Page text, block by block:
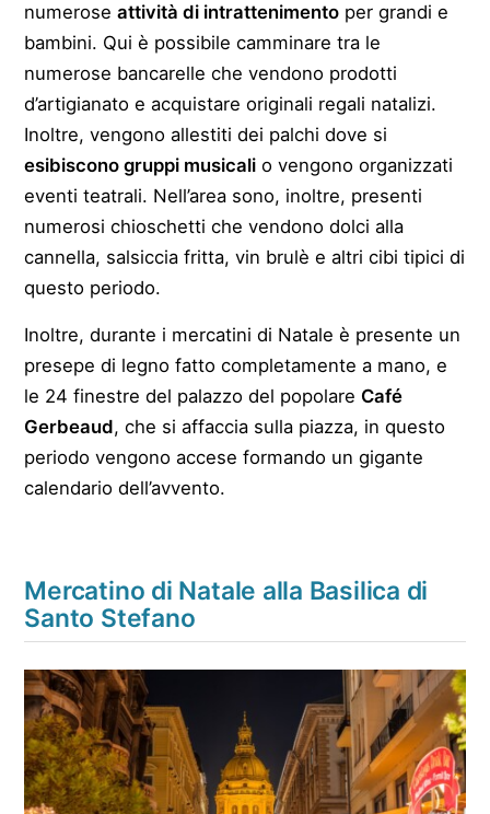
numeroseattività di intrattenimento per grandi e
bambini. Qui è possibile camminare tra le
numerose bancarelle che vendono prodotti
d’artigianato e acquistare originali regali natalizi.
Inoltre, vengono allestiti dei palchi dove si
esibiscono gruppi musicali o vengono organizzati
eventi teatrali. Nell’area sono, inoltre, presenti
numerosi chioschetti che vendono dolci alla
cannella, salsiccia fritta, vin brulè e altri cibi tipici di
questo periodo.
Inoltre, durante i mercatini di Natale è presente un
presepe di legno fatto completamente a mano, e
le 24 finestre del palazzo del popolare Café
Gerbeaud, che si affaccia sulla piazza, in questo
periodo vengono accese formando un gigante
calendario dell’avvento.
Mercatino di Natale alla Basilica di
Santo Stefano